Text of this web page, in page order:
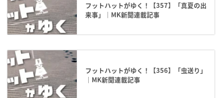
フットハットがゆく！【357】「真夏の出
来事」｜MK新聞連載記事
フットハットがゆく！【356】「虫送り」
｜MK新聞連載記事